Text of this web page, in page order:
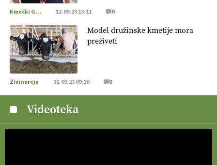
doma in v tujini
. Zato je ekološka pridelava odlična priložnost
za slovenske vinarje
. VEČ
https://t.co/XAe9EbeAbK
@EUAgri #IMCAP #CAP https://t.co/01qpoeLyNP
[EKOloško = LOGIČNO
kmetijstva in uspešno prenovo kmetij
https://t.co/RRn8unbwXp @EUAgri #IMCAP #CAP
https://t.co/mnLHFv2VuP
Kmečki Glas 12.09.23 13:11 0
Model družinske kmetije mora
preživeti
Živinoreja 11.09.23 09:10 0
Videoteka